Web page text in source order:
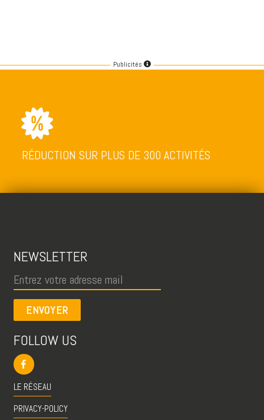
Publicités
RÉDUCTION SUR PLUS DE 300 ACTIVITÉS
NEWSLETTER
ENVOYER
FOLLOW US
LE RÉSEAU
PRIVACY-POLICY